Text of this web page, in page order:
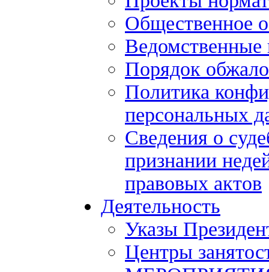
Общественное
Ведомственные
Порядок
Политика
персональных
Сведения о
признании
правовых актов
Деятельность
Указы
Центры